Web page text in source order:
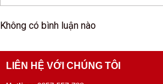
Không có bình luận nào
LIÊN HỆ VỚI CHÚNG TÔI